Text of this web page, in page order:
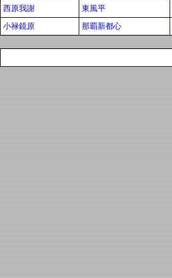
西原我謝
東風平
小禄鏡原
那覇新都心